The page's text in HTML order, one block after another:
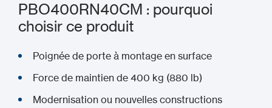
PBO400RN40CM : pourquoi
choisir ce produit
Poignée de porte à montage en surface
Force de maintien de 400 kg (880 lb)
Modernisation ou nouvelles constructions